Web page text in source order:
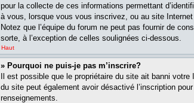
pour la collecte de ces informations permettant
à vous, lorsque vous vous inscrivez, ou au site
Notez que l’équipe du forum ne peut pas fournir de
sorte, à l’exception de celles soulignées ci-dessous.
Haut
» Pourquoi ne puis-je pas m’inscrire?
Il est possible que le propriétaire du site ait banni
du site peut également avoir désactivé l’inscription
renseignements.